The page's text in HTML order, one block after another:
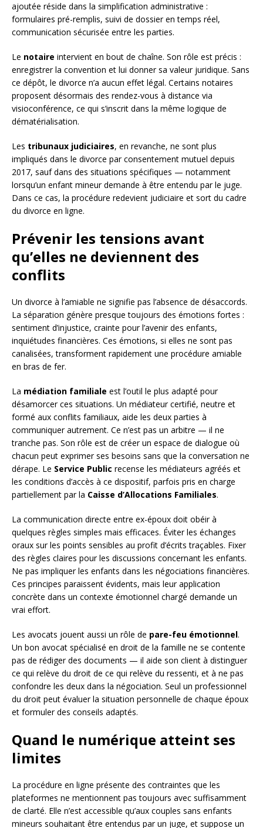
ajoutée réside dans la simplification administrative :
formulaires pré-remplis, suivi de dossier en temps réel,
communication sécurisée entre les parties.
Le notaire intervient en bout de chaîne. Son rôle est précis :
enregistrer la convention et lui donner sa valeur juridique. Sans
ce dépôt, le divorce n’a aucun effet légal. Certains notaires
proposent désormais des rendez-vous à distance via
visioconférence, ce qui s’inscrit dans la même logique de
dématérialisation.
Les tribunaux judiciaires, en revanche, ne sont plus
impliqués dans le divorce par consentement mutuel depuis
2017, sauf dans des situations spécifiques — notamment
lorsqu’un enfant mineur demande à être entendu par le juge.
Dans ce cas, la procédure redevient judiciaire et sort du cadre
du divorce en ligne.
Prévenir les tensions avant
qu’elles ne deviennent des
conflits
Un divorce à l’amiable ne signifie pas l’absence de désaccords.
La séparation génère presque toujours des émotions fortes :
sentiment d’injustice, crainte pour l’avenir des enfants,
inquiétudes financières. Ces émotions, si elles ne sont pas
canalisées, transforment rapidement une procédure amiable
en bras de fer.
La médiation familiale est l’outil le plus adapté pour
désamorcer ces situations. Un médiateur certifié, neutre et
formé aux conflits familiaux, aide les deux parties à
communiquer autrement. Ce n’est pas un arbitre — il ne
tranche pas. Son rôle est de créer un espace de dialogue où
chacun peut exprimer ses besoins sans que la conversation ne
dérape. Le Service Public recense les médiateurs agréés et
les conditions d’accès à ce dispositif, parfois pris en charge
partiellement par la Caisse d’Allocations Familiales.
La communication directe entre ex-époux doit obéir à
quelques règles simples mais efficaces. Éviter les échanges
oraux sur les points sensibles au profit d’écrits traçables. Fixer
des règles claires pour les discussions concernant les enfants.
Ne pas impliquer les enfants dans les négociations financières.
Ces principes paraissent évidents, mais leur application
concrète dans un contexte émotionnel chargé demande un
vrai effort.
Les avocats jouent aussi un rôle de pare-feu émotionnel.
Un bon avocat spécialisé en droit de la famille ne se contente
pas de rédiger des documents — il aide son client à distinguer
ce qui relève du droit de ce qui relève du ressenti, et à ne pas
confondre les deux dans la négociation. Seul un professionnel
du droit peut évaluer la situation personnelle de chaque époux
et formuler des conseils adaptés.
Quand le numérique atteint ses
limites
La procédure en ligne présente des contraintes que les
plateformes ne mentionnent pas toujours avec suffisamment
de clarté. Elle n’est accessible qu’aux couples sans enfants
mineurs souhaitant être entendus par un juge, et suppose un